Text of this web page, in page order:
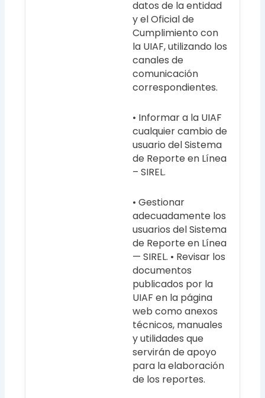
datos de la entidad
y el Oficial de
Cumplimiento con
la UIAF, utilizando los
canales de
comunicación
correspondientes.
• Informar a la UIAF
cualquier cambio de
usuario del Sistema
de Reporte en Línea
– SIREL.
• Gestionar
adecuadamente los
usuarios del Sistema
de Reporte en Línea
— SIREL. • Revisar los
documentos
publicados por la
UIAF en la página
web como anexos
técnicos, manuales
y utilidades que
servirán de apoyo
para la elaboración
de los reportes.